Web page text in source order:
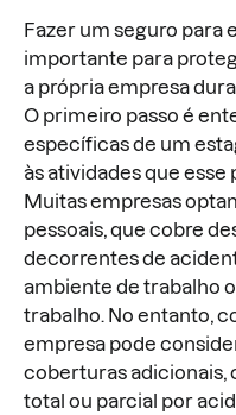
Fazer um seguro para
importante para
a própria empresa
O primeiro passo é
específicas de um
às atividades que
Muitas empresas
pessoais, que cobre
decorrentes de
ambiente de trabalho
trabalho. No entanto,
empresa pode
coberturas adicionais,
total ou parcial por